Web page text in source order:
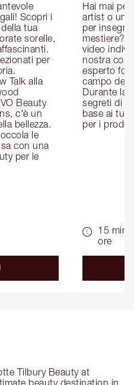
Scopri i
tua
sorelle,
per
Talk alla
Beauty
c'è un
bellezza.
le
con una
per le
about the
Hai mai
artist o un
per
mestiere?
video
nostra
esperto
campo del
Durante la
segreti di
base ai
per i
15 min
ore
Tilbury Beauty at